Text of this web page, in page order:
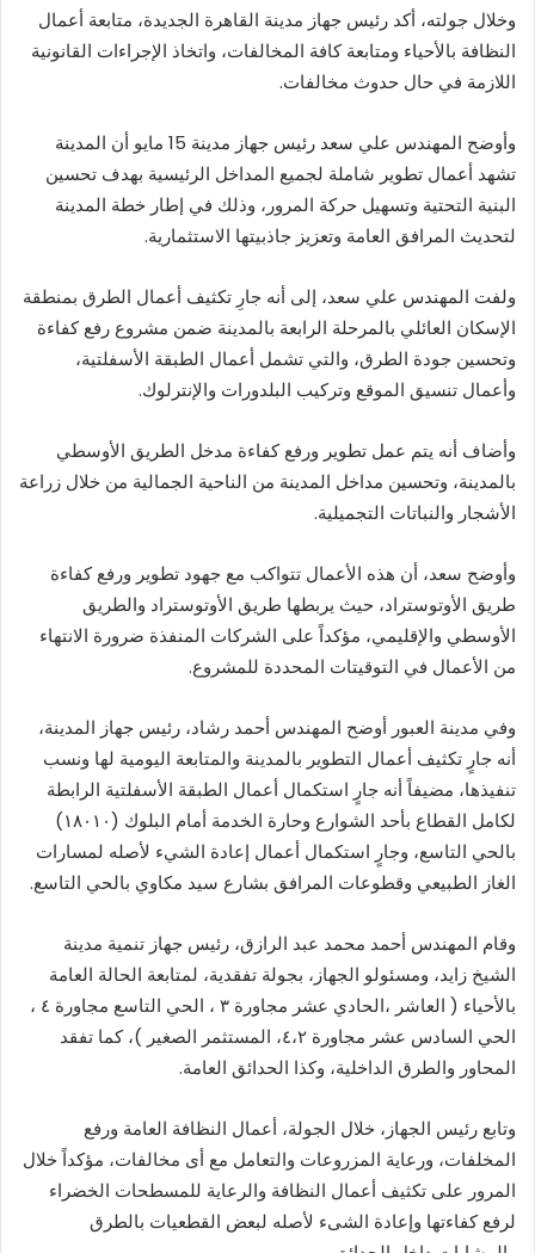
وخلال جولته، أكد رئيس جهاز مدينة القاهرة الجديدة، متابعة أعمال
النظافة بالأحياء ومتابعة كافة المخالفات، واتخاذ الإجراءات القانونية
اللازمة في حال حدوث مخالفات.
وأوضح المهندس علي سعد رئيس جهاز مدينة 15 مايو أن المدينة
تشهد أعمال تطوير شاملة لجميع المداخل الرئيسية بهدف تحسين
البنية التحتية وتسهيل حركة المرور، وذلك في إطار خطة المدينة
لتحديث المرافق العامة وتعزيز جاذبيتها الاستثمارية.
ولفت المهندس علي سعد، إلى أنه جارِ تكثيف أعمال الطرق بمنطقة
الإسكان العائلي بالمرحلة الرابعة بالمدينة ضمن مشروع رفع كفاءة
وتحسين جودة الطرق، والتي تشمل أعمال الطبقة الأسفلتية،
وأعمال تنسيق الموقع وتركيب البلدورات والإنترلوك.
وأضاف أنه يتم عمل تطوير ورفع كفاءة مدخل الطريق الأوسطي
بالمدينة، وتحسين مداخل المدينة من الناحية الجمالية من خلال زراعة
الأشجار والنباتات التجميلية.
وأوضح سعد، أن هذه الأعمال تتواكب مع جهود تطوير ورفع كفاءة
طريق الأوتوستراد، حيث يربطها طريق الأوتوستراد والطريق
الأوسطي والإقليمي، مؤكداً على الشركات المنفذة ضرورة الانتهاء
من الأعمال في التوقيتات المحددة للمشروع.
وفي مدينة العبور أوضح المهندس أحمد رشاد، رئيس جهاز المدينة،
أنه جارٍ تكثيف أعمال التطوير بالمدينة والمتابعة اليومية لها ونسب
تنفيذها، مضيفاً أنه جارٍ استكمال أعمال الطبقة الأسفلتية الرابطة
لكامل القطاع بأحد الشوارع وحارة الخدمة أمام البلوك (١٨٠١٠)
بالحي التاسع، وجارٍ استكمال أعمال إعادة الشيء لأصله لمسارات
الغاز الطبيعي وقطوعات المرافق بشارع سيد مكاوي بالحي التاسع.
وقام المهندس أحمد محمد عبد الرازق، رئيس جهاز تنمية مدينة
الشيخ زايد، ومسئولو الجهاز، بجولة تفقدية، لمتابعة الحالة العامة
بالأحياء ( العاشر ،الحادي عشر مجاورة ٣ ، الحي التاسع مجاورة ٤ ،
الحي السادس عشر مجاورة ٤،٢، المستثمر الصغير )، كما تفقد
المحاور والطرق الداخلية، وكذا الحدائق العامة.
وتابع رئيس الجهاز، خلال الجولة، أعمال النظافة العامة ورفع
المخلفات، ورعاية المزروعات والتعامل مع أى مخالفات، مؤكداً خلال
المرور على تكثيف أعمال النظافة والرعاية للمسطحات الخضراء
لرفع كفاءتها وإعادة الشىء لأصله لبعض القطعيات بالطرق